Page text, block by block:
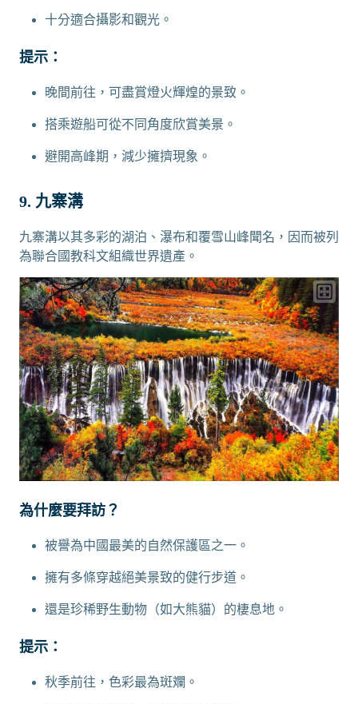
十分適合攝影和觀光。
提示：
晚間前往，可盡賞燈火輝煌的景致。
搭乘遊船可從不同角度欣賞美景。
避開高峰期，減少擁擠現象。
9. 九寨溝
九寨溝以其多彩的湖泊、瀑布和覆雪山峰聞名，因而被列
為聯合國教科文組織世界遺產。
為什麼要拜訪？
被譽為中國最美的自然保護區之一。
擁有多條穿越絕美景致的健行步道。
還是珍稀野生動物（如大熊貓）的棲息地。
提示：
秋季前往，色彩最為斑斕。